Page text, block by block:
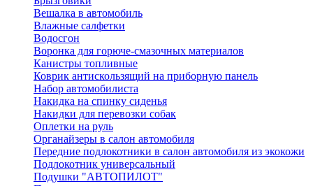
Вешалка в автомобиль
Влажные салфетки
Водосгон
Воронка для горюче-смазочных материалов
Канистры топливные
Коврик антискользящий на приборную панель
Набор автомобилиста
Накидка на спинку сиденья
Накидки для перевозки собак
Оплетки на руль
Органайзеры в салон автомобиля
Передние подлокотники в салон автомобиля из экокожи
Подлокотник универсальный
Подушки "АВТОПИЛОТ"